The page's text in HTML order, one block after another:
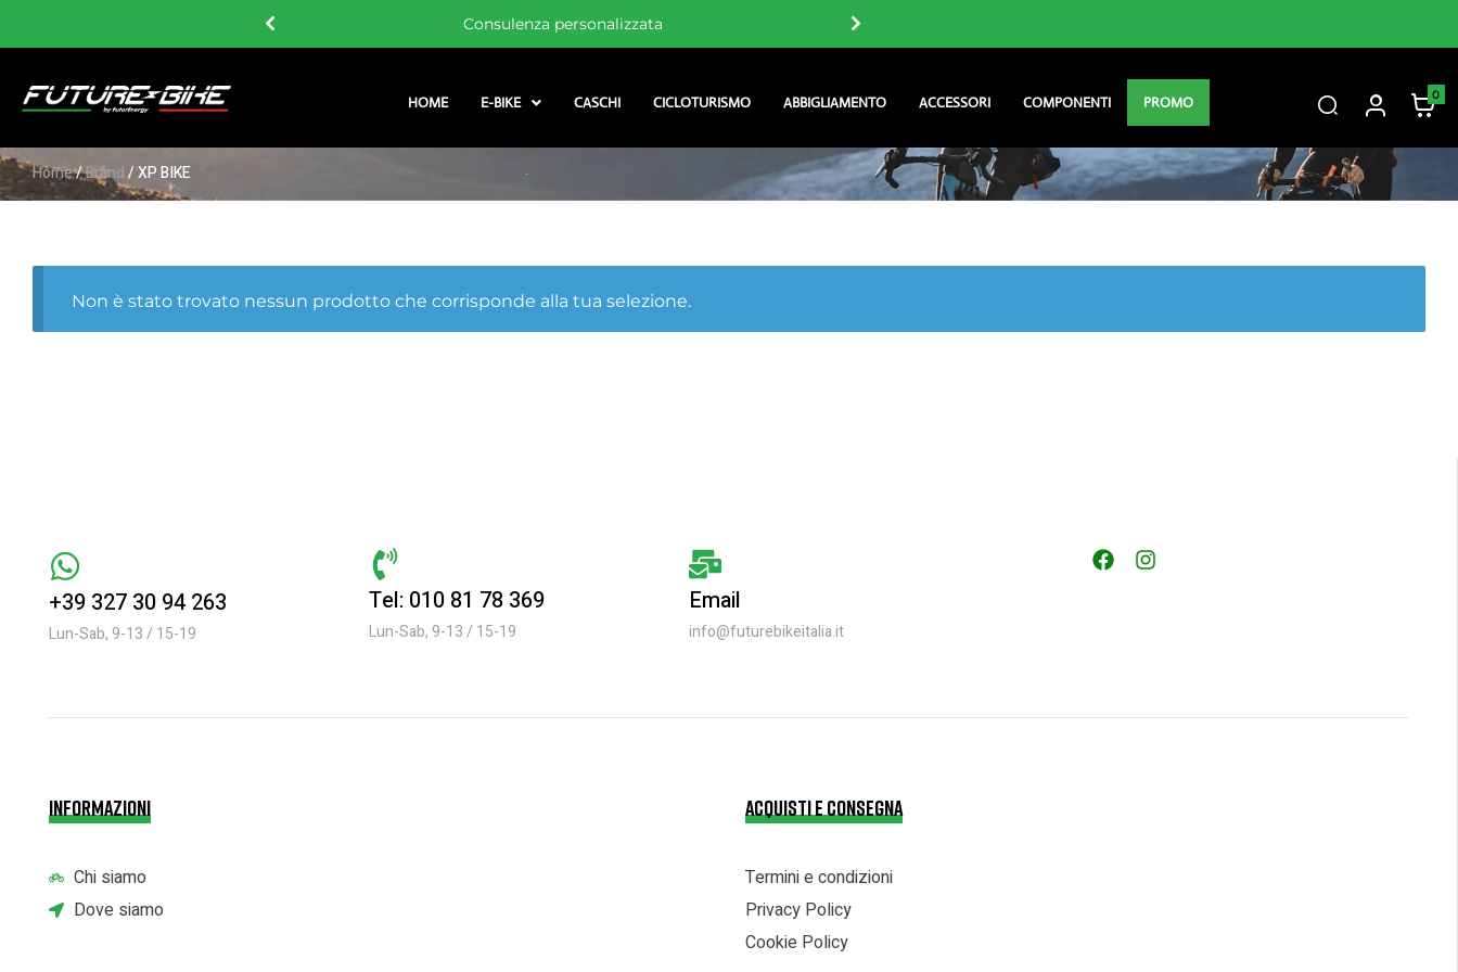
Consulenza personalizzata
HOME E-BIKE CASCHI CICLOTURISMO ABBIGLIAMENTO ACCESSORI COMPONENTI PROMO 0
Home/Brand/ XP BIKE
Non è stato trovato nessun prodotto che corrisponde alla tua selezione.
+39 327 30 94 263
Lun-Sab, 9-13 / 15-19
Tel: 010 81 78 369
Lun-Sab, 9-13 / 15-19
Email
info@futurebikeitalia.it
INFORMAZIONI
Chi siamo
Dove siamo
ACQUISTI E CONSEGNA
Termini e condizioni
Privacy Policy
Cookie Policy